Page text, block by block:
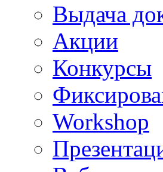
Выдача
Акции
Конкурсы
Workshop